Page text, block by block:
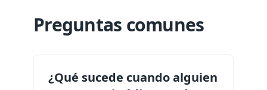
Preguntas comunes
¿Qué sucede cuando alguien